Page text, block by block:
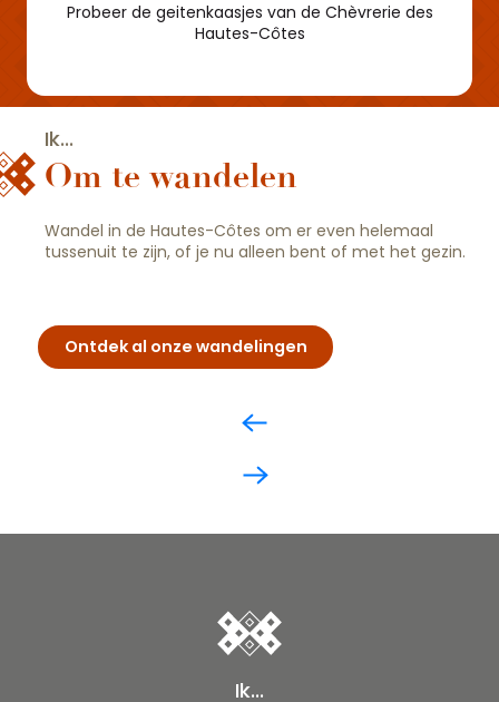
Probeer de geitenkaasjes van de Chèvrerie des
Hautes-Côtes
Ik...
Om te wandelen
Wandel in de Hautes-Côtes om er even helemaal
tussenuit te zijn, of je nu alleen bent of met het gezin.
Ontdek al onze wandelingen
Ik...